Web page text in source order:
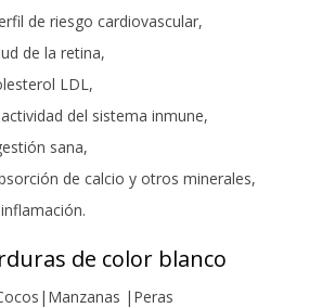
de riesgo cardiovascular,
de la retina,
LDL,
del sistema inmune,
sana,
de calcio y otros minerales,
de color blanco
|Peras